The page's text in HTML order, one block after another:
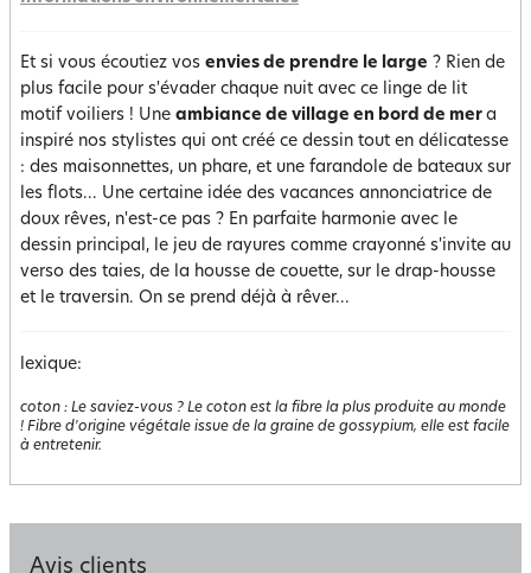
Et si vous écoutiez vos envies de prendre le large ? Rien de
plus facile pour s'évader chaque nuit avec ce linge de lit
motif voiliers ! Une ambiance de village en bord de mer a
inspiré nos stylistes qui ont créé ce dessin tout en délicatesse
: des maisonnettes, un phare, et une farandole de bateaux sur
les flots... Une certaine idée des vacances annonciatrice de
doux rêves, n'est-ce pas ? En parfaite harmonie avec le
dessin principal, le jeu de rayures comme crayonné s'invite au
verso des taies, de la housse de couette, sur le drap-housse
et le traversin. On se prend déjà à rêver...
lexique:
coton : Le saviez-vous ? Le coton est la fibre la plus produite au monde
! Fibre d'origine végétale issue de la graine de gossypium, elle est facile
à entretenir.
Avis clients